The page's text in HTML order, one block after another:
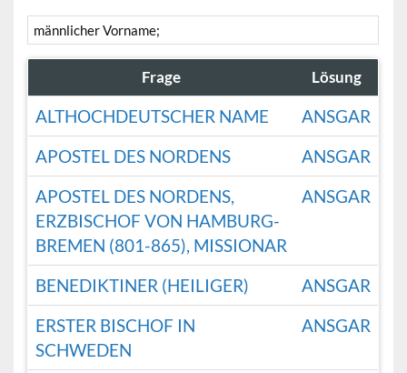
männlicher Vorname;
Frage Lösung
ALTHOCHDEUTSCHER NAME
ANSGAR
APOSTEL DES NORDENS
ANSGAR
APOSTEL DES NORDENS,
ERZBISCHOF VON HAMBURG-
BREMEN (801-865), MISSIONAR
ANSGAR
BENEDIKTINER (HEILIGER)
ANSGAR
ERSTER BISCHOF IN
SCHWEDEN
ANSGAR